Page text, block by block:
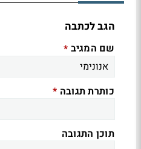
הגב לכתבה
שם המגיב *
כותרת תגובה *
תוכן התגובה